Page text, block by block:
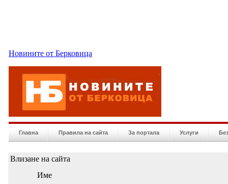
Новините от Берковица
Главна Правила на сайта За портала Услуги
Влизане на сайта
Име